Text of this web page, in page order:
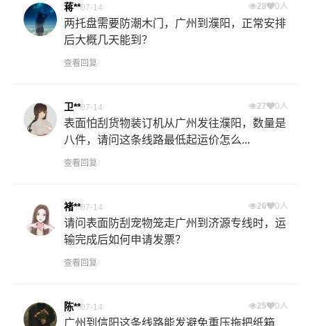
蒋**07-14 28 0人
两托盘需要防潮木门，广州到濮阳，正常安排
后大概几天能到？
查看回复
卫**07-14 27 0人
表面怕刮货物装订机从广州发往濮阳，数量是
八件，请问这条线路最低起运价怎么...
查看回复
褚**07-14 26 0人
请问表面防刮宠物笼走广州到济源专线时，运
输完成后如何申请发票？
查看回复
陈**07-14 25 0人
广州到信阳这条线路能发避免重压拖把纸箱